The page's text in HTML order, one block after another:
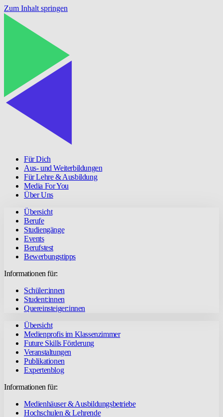
Zum Inhalt springen
Für Dich
Aus- und Weiterbildungen
Für Lehre & Ausbildung
Media For You
Über Uns
Übersicht
Berufe
Studiengänge
Events
Berufstest
Bewerbungstipps
Informationen für:
Schüler:innen
Student:innen
Quereinsteiger:innen
Übersicht
Medienprofis im Klassenzimmer
Future Skills Förderung
Veranstaltungen
Publikationen
Expertenblog
Informationen für:
Medienhäuser & Ausbildungsbetriebe
Hochschulen & Lehrende